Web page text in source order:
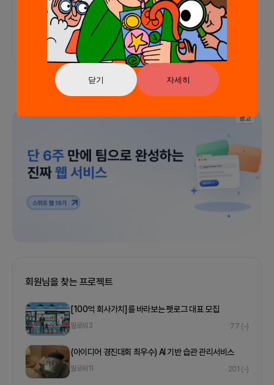
닫기 자세히
아직 후기가 도착하지 않았습니다
광고
회원님을 찾는 프로젝트
[100억 회사가치]를 바라보는 펫로그 대표 모집
팔로워 3 77 (-)
(아이디어 경진대회 최우수) AI 기반 습관 관리서비스
팔로워 11 201 (-)